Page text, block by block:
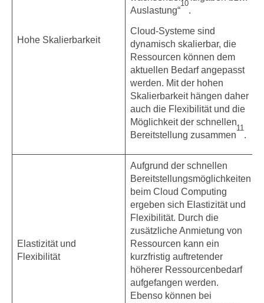
Hohe Skalierbarkeit
Auslastung“
10
.
Cloud-Systeme sind
dynamisch skalierbar, die
Ressourcen können dem
aktuellen Bedarf angepasst
werden. Mit der hohen
Skalierbarkeit hängen daher
auch die Flexibilität und die
Möglichkeit der schnellen
Bereitstellung zusammen
11
.
Elastizität und
Flexibilität
Aufgrund der schnellen
Bereitstellungsmöglichkeiten
beim Cloud Computing
ergeben sich Elastizität und
Flexibilität. Durch die
zusätzliche Anmietung von
Ressourcen kann ein
kurzfristig auftretender
höherer Ressourcenbedarf
aufgefangen werden.
Ebenso können bei